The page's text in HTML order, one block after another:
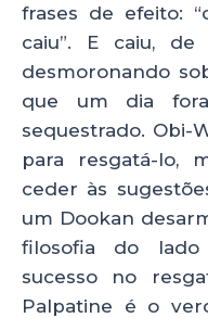
frases de efeito:
caiu”. E caiu, de
desmoronando
que um dia
sequestrado. Obi-
para resgatá-lo,
ceder às
um Dookan
filosofia do
sucesso no
Palpatine é o